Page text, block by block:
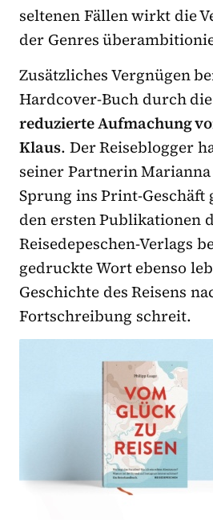
seltenen Fällen wirkt die
der Genres
Zusätzliches Vergnügen
Hardcover-Buch durch die
reduzierte Aufmachung
Klaus. Der Reiseblogger
seiner Partnerin
Sprung ins Print-Geschäft
den ersten Publikationen
Reisedepeschen-Verlags
gedruckte Wort ebenso
Geschichte des Reisens
Fortschreibung schreit.